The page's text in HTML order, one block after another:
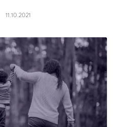
11.10.2021